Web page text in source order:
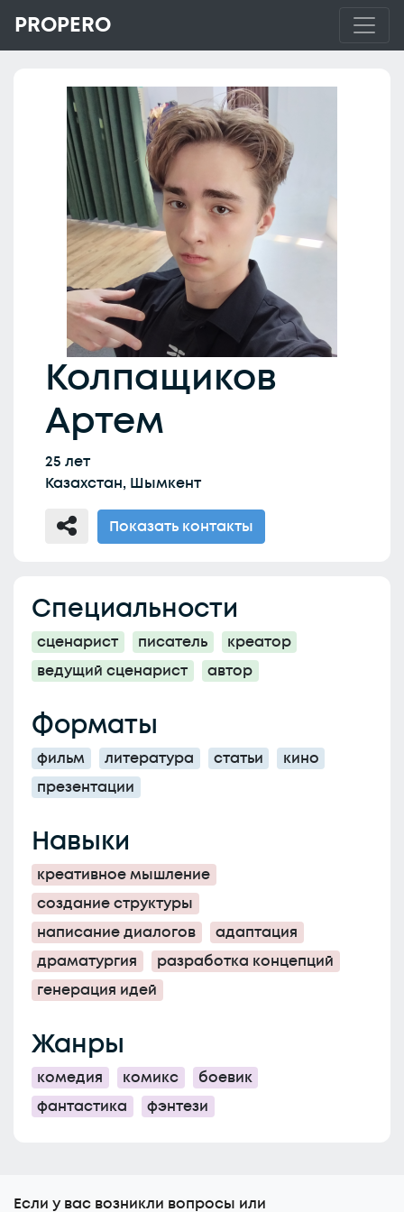
PROPERO
Колпащиков
Артем
25 лет
Казахстан, Шымкент
Показать контакты
Специальности
сценарист писатель
креатор
ведущий сценарист
автор
Форматы
фильм литература статьи
кино
презентации
Навыки
креативное мышление
создание структуры
написание диалогов
адаптация
драматургия
разработка концепций
генерация идей
Жанры
комедия комикс
боевик
фантастика
фэнтези
Еcли у вас возникли вопросы или